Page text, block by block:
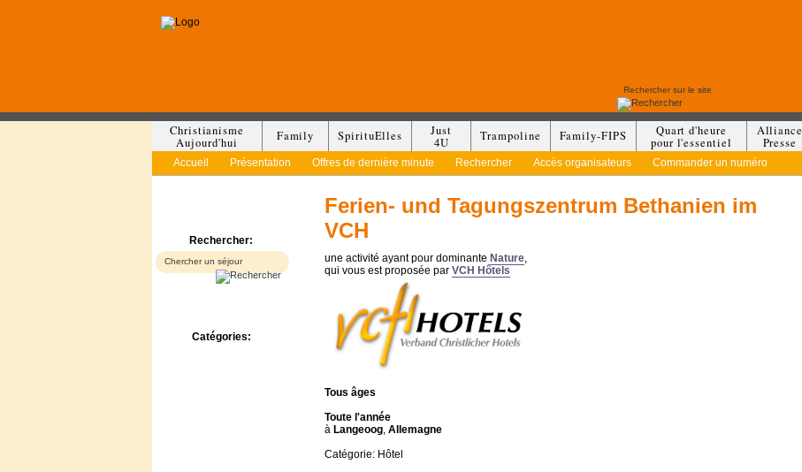
Christianisme
Aujourd'hui
Family SpirituElles
Just
4U
Trampoline Family-FIPS
Quart d'heure
pour l'essentiel
Alliance
Presse
Accueil Présentation Offres de dernière minute Rechercher Accès organisateurs Commander un numéro
Rechercher:
Catégories:
Ferien- und Tagungszentrum Bethanien im
VCH
une activité ayant pour dominante Nature,
qui vous est proposée par VCH Hôtels
Tous âges
Toute l'année
à Langeoog, Allemagne
Catégorie: Hôtel